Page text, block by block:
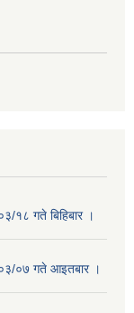
१८ गते बिहिबार ।
०७ गते आइतबार ।